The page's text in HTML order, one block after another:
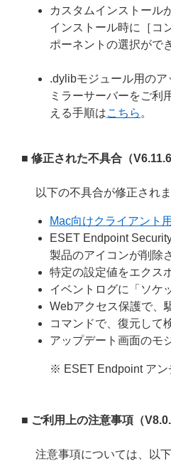
カスタムインストール
インストール時に［コ
ポーネントの選択がで
.dylibモジュール用の
ミラーサーバーをご利
える手順はこちら 。
■ 修正された不具合（
以下の不具合が修正されま
Mac向けクライアント
ESET Endpoint
製品のアイコンが削除
特定の設定値をエクス
イベントログに「ソケ
Webアクセス保護で、
コマンドで、復元して
アップデート画面のモ
※ ESET Endpoint アン
■ ご利用上の注意事項（
注意事項については、以